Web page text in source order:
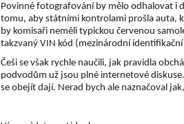
Povinné fotografování by mělo odhalovat i
tomu, aby státními kontrolami prošla auta,
by komisaři neměli typickou červenou
takzvaný VIN kód (mezinárodní identifikační
Češi se však rychle naučili, jak pravidla
podvodům už jsou plné internetové
se obejít dají. Nerad bych ale naznačoval